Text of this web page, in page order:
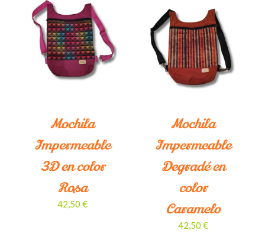
Mochila
Impermeable
3D en color
Rosa
42,50 €
¡LO QUIERO!
/
DETALLES
Mochila
Impermeable
Degradé en
color
Caramelo
42,50 €